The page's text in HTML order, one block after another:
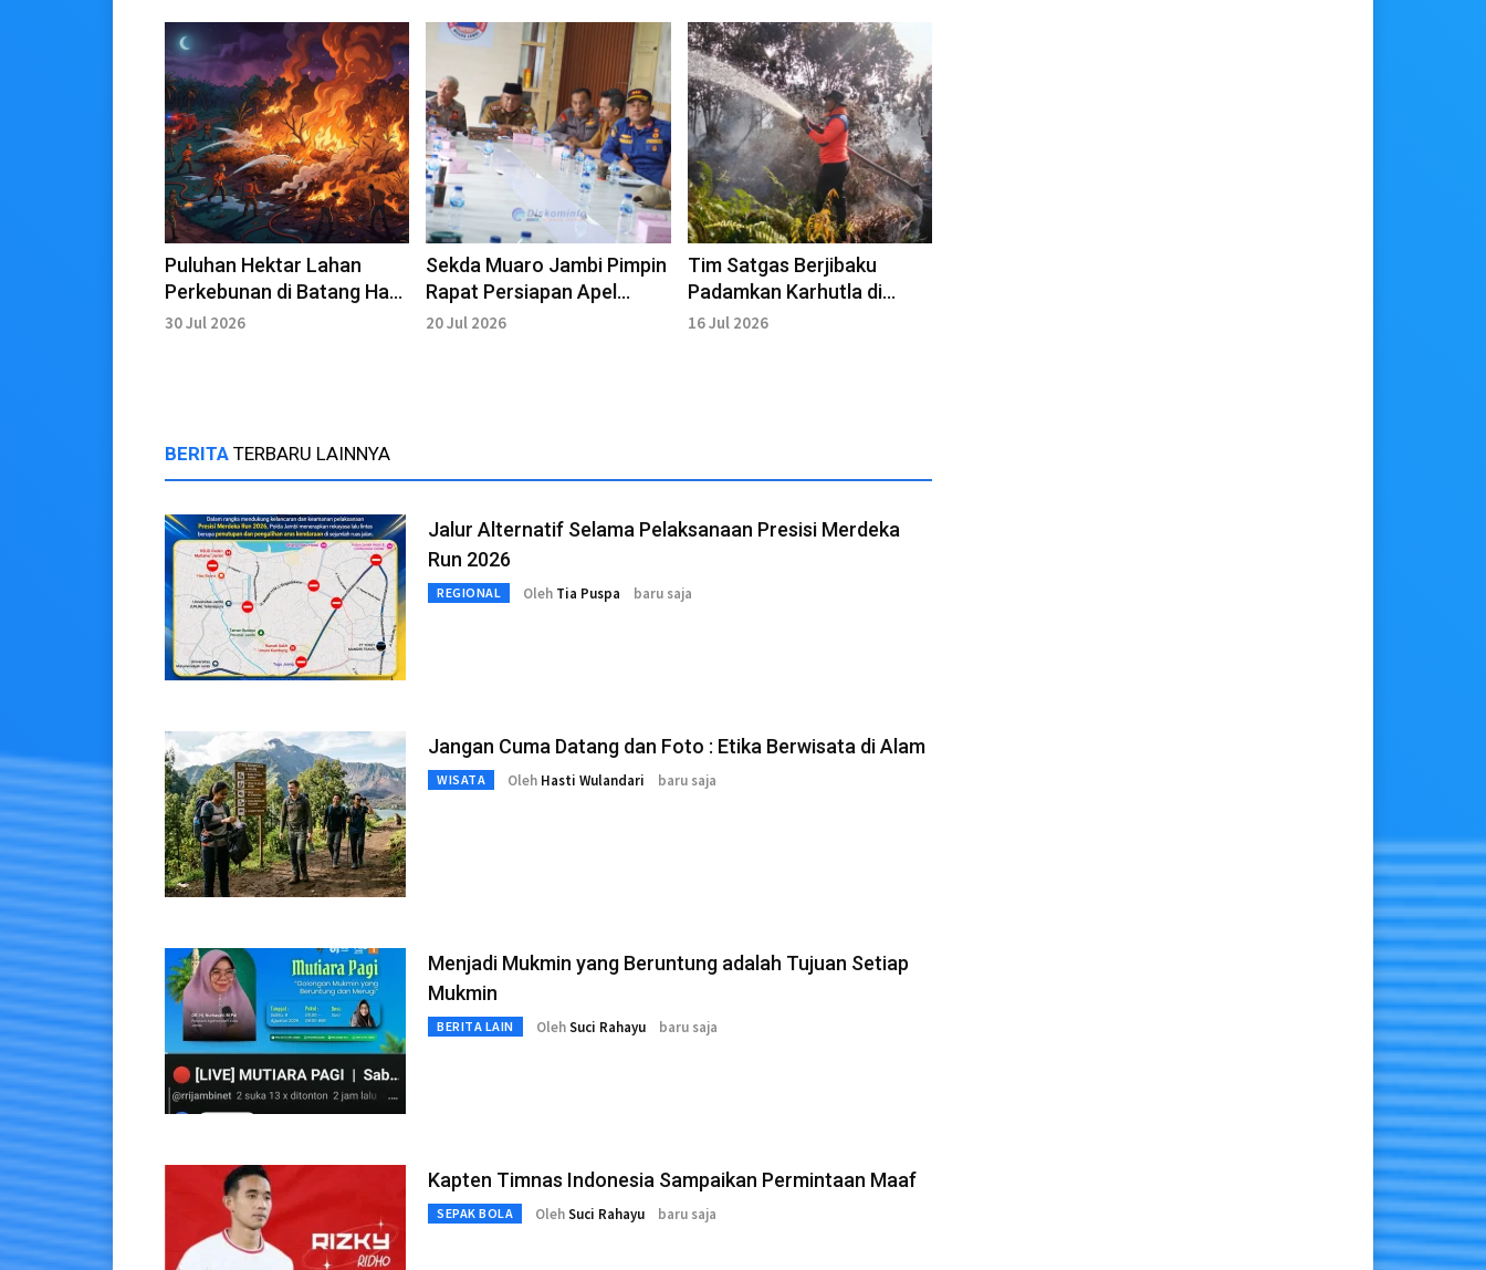
Puluhan Hektar Lahan
Perkebunan di Batang Hari
Hangus Terbakar
30 Jul 2026
Sekda Muaro Jambi Pimpin
Rapat Persiapan Apel
Siaga Karhutla 2026
20 Jul 2026
Tim Satgas Berjibaku
Padamkan Karhutla di
Sungai Gelam
16 Jul 2026
BERITA TERBARU LAINNYA
Jalur Alternatif Selama Pelaksanaan Presisi Merdeka
Run 2026
REGIONAL Oleh Tia Puspa baru saja
Jangan Cuma Datang dan Foto : Etika Berwisata di Alam
WISATA Oleh Hasti Wulandari baru saja
Menjadi Mukmin yang Beruntung adalah Tujuan Setiap
Mukmin
BERITA LAIN OlehSuci Rahayu baru saja
Kapten Timnas Indonesia Sampaikan Permintaan Maaf
SEPAK BOLA OlehSuci Rahayu baru saja